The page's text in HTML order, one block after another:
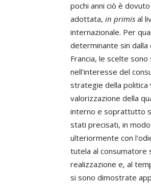
pochi anni ciò è
adottata, in primis al
internazionale. Per
determinante sin dalla
Francia, le scelte
nell'interesse del
strategie della politica
valorizzazione della
interno e soprattutto
stati precisati, in
ulteriormente con
tutela al consumatore
realizzazione e, al
si sono dimostrate